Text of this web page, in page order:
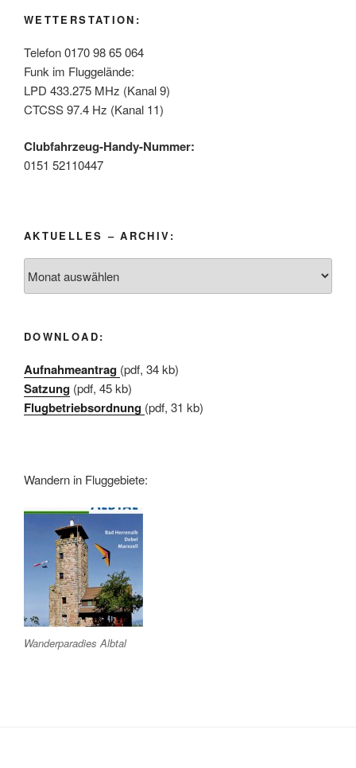
WETTERSTATION:
Telefon 0170 98 65 064
Funk im Fluggelände:
LPD 433.275 MHz (Kanal 9)
CTCSS 97.4 Hz (Kanal 11)
Clubfahrzeug-Handy-Nummer:
0151 52110447
AKTUELLES – ARCHIV:
–
DOWNLOAD:
Aufnahmeantrag (pdf, 34 kb)
Satzung (pdf, 45 kb)
Flugbetriebsordnung (pdf, 31 kb)
Wandern in Fluggebiete:
Wanderparadies Albtal